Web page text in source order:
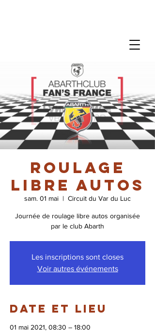
Roulage
libre autos
sam. 01 mai
  |
Circuit du Var du Luc
Journée de roulage libre autos organisée
par le club Abarth
Les inscriptions sont closes
Voir autres événements
Date et lieu
01 mai 2021, 08:30 – 18:00